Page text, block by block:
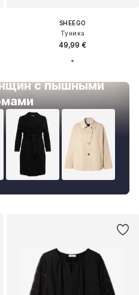
с пышными
SHEEGO
Туника
49,99 €